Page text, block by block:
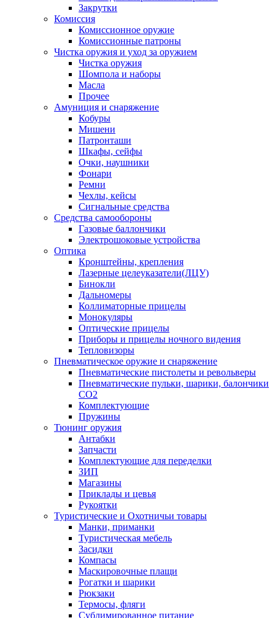
Закрутки
Комиссия
Комиссионное оружие
Комиссионные патроны
Чистка оружия и уход за оружием
Чистка оружия
Шомпола и наборы
Масла
Прочее
Амуниция и снаряжение
Кобуры
Мишени
Патронташи
Шкафы, сейфы
Очки, наушники
Фонари
Ремни
Чехлы, кейсы
Сигнальные средства
Средства самообороны
Газовые баллончики
Электрошоковые устройства
Оптика
Кронштейны, крепления
Лазерные целеуказатели(ЛЦУ)
Бинокли
Дальномеры
Коллиматорные прицелы
Монокуляры
Оптические прицелы
Приборы и прицелы ночного видения
Тепловизоры
Пневматическое оружие и снаряжение
Пневматические пистолеты и револьверы
Пневматические пульки, шарики, балончики
CO2
Комплектующие
Пружины
Тюнинг оружия
Антабки
Запчасти
Комплектующие для переделки
ЗИП
Магазины
Приклады и цевья
Рукоятки
Туристические и Охотничьи товары
Манки, приманки
Туристическая мебель
Засидки
Компасы
Маскировочные плащи
Рогатки и шарики
Рюкзаки
Термосы, фляги
Сублимированное питание